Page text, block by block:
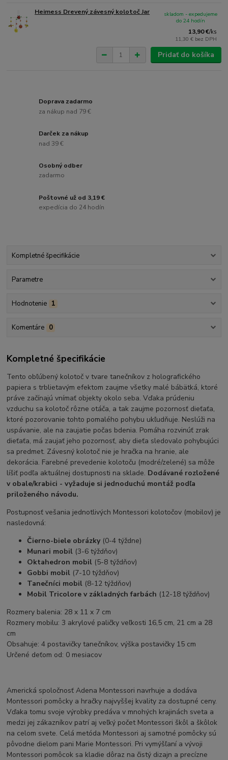
Heimess Drevený závesný kolotoč Jar
13,90 €/ks
11,30 € bez DPH
skladom - expedujeme
do 24 hodín
Pridať do košíka
Doprava zadarmo
za nákup nad 79 €
Darček za nákup
nad 39 €
Osobný odber
zadarmo
Poštovné už od 3,19 €
expedícia do 24 hodín
Kompletné špecifikácie
Parametre
Hodnotenie 1
Komentáre 0
Kompletné špecifikácie
Tento obľúbený kolotoč v tvare tanečníkov z holografického
papiera s trblietavým efektom zaujme všetky malé bábätká, ktoré
práve začínajú vnímať objekty okolo seba. Vďaka prúdeniu
vzduchu sa kolotoč rôzne otáča, a tak zaujme pozornosť dieťaťa,
ktoré pozorovanie tohto pomalého pohybu ukľudňuje. Neslúži na
uspávanie, ale na zaujatie počas bdenia. Pomáha rozvinúť zrak
dieťaťa, má zaujať jeho pozornosť, aby dieťa sledovalo pohybujúci
sa predmet. Závesný kolotoč nie je hračka na hranie, ale
dekorácia. Farebné prevedenie kolotoču (modré/zelené) sa môže
líšiť podľa aktuálnej dostupnosti na sklade. Dodávané rozložené
v obale/krabici - vyžaduje si jednoduchú montáž podľa
priloženého návodu.
Postupnosť vešania jednotlivých Montessori kolotočov (mobilov) je
nasledovná:
Čierno-biele obrázky(0-4 týždne)
Munari mobil (3-6 týždňov)
Oktahedron mobil (5-8 týždňov)
Gobbi mobil (7-10 týždňov)
Tanečníci mobil (8-12 týždňov)
Mobil Tricolore v základných farbách (12-18 týždňov)
Rozmery balenia: 28 x 11 x 7 cm
Rozmery mobilu: 3 akrylové paličky veľkosti 16,5 cm, 21 cm a 28
cm
Obsahuje: 4 postavičky tanečníkov, výška postavičky 15 cm
Určené deťom od: 0 mesiacov
Americká spoločnosť Adena Montessori navrhuje a dodáva
Montessori pomôcky a hračky najvyššej kvality za dostupné ceny.
Vďaka tomu svoje výrobky predáva v mnohých krajinách sveta a
medzi jej zákazníkov patrí aj veľký počet Montessori škôl a škôlok
na celom svete. Celá metóda Montessori aj samotné pomôcky sú
pôvodne dielom pani Marie Montessori. Pri vymýšľaní a vývoji
Montessori pomôcok sa kladie dôraz na čistý dizajn a precízne